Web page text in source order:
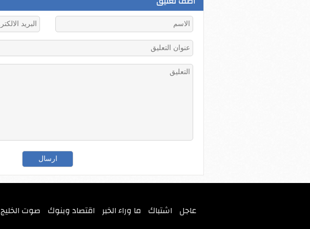
عاجل اشتباك ما وراء الخبر اقتصاد وبنوك صوت الخليج